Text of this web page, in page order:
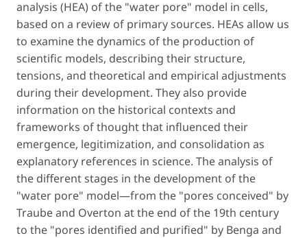
analysis (HEA) of the "water pore" model in cells,
based on a review of primary sources. HEAs allow us
to examine the dynamics of the production of
scientific models, describing their structure,
tensions, and theoretical and empirical adjustments
during their development. They also provide
information on the historical contexts and
frameworks of thought that influenced their
emergence, legitimization, and consolidation as
explanatory references in science. The analysis of
the different stages in the development of the
"water pore" model—from the "pores conceived" by
Traube and Overton at the end of the 19th century
to the "pores identified and purified" by Benga and